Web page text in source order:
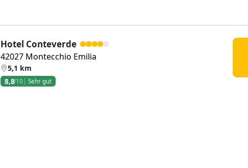
Hotel Conteverde
42027 Montecchio Emilia
5,1 km
8,8/10 Sehr gut